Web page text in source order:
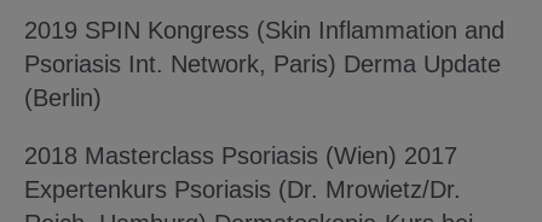
2019 SPIN Kongress (Skin Inflammation and
Psoriasis Int. Network, Paris) Derma Update
(Berlin)
2018 Masterclass Psoriasis (Wien) 2017
Expertenkurs Psoriasis (Dr. Mrowietz/Dr.